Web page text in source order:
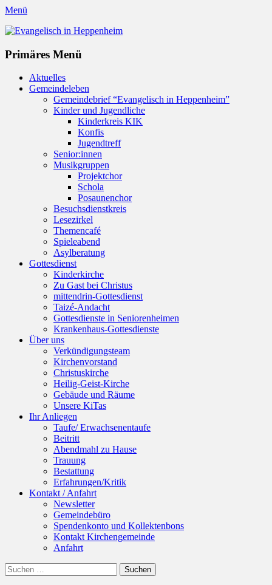
Menü
Evangelisch in Heppenheim
Primäres Menü
Zum
Inhalt
Aktuelles
Gemeindeleben
Gemeindebrief “Evangelisch in Heppenheim”
Kinder und Jugendliche
Kinderkreis KIK
Konfis
Jugendtreff
Senior:innen
Musikgruppen
Projektchor
Schola
Posaunenchor
Besuchsdienstkreis
Lesezirkel
Themencafé
Spieleabend
Asylberatung
Gottesdienst
Kinderkirche
Zu Gast bei Christus
mittendrin-Gottesdienst
Taizé-Andacht
Gottesdienste in Seniorenheimen
Krankenhaus-Gottesdienste
Über uns
Verkündigungsteam
Kirchenvorstand
Christuskirche
Heilig-Geist-Kirche
Gebäude und Räume
Unsere KiTas
Ihr Anliegen
Taufe/ Erwachsenentaufe
Beitritt
Abendmahl zu Hause
Trauung
Bestattung
Erfahrungen/Kritik
Kontakt / Anfahrt
Newsletter
Gemeindebüro
Spendenkonto und Kollektenbons
Kontakt Kirchengemeinde
Anfahrt
Suchen
Suchen
nach: